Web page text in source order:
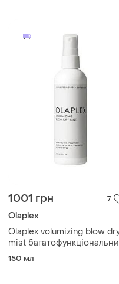
1001 грн 7
Olaplex
Olaplex volumizing blow
mist
спрей для надійної фіксації
150 мл